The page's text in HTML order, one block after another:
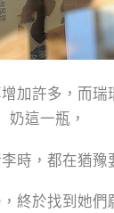
加許多，而瑞
奶這一瓶，
時，都在猶豫
終於找到她們